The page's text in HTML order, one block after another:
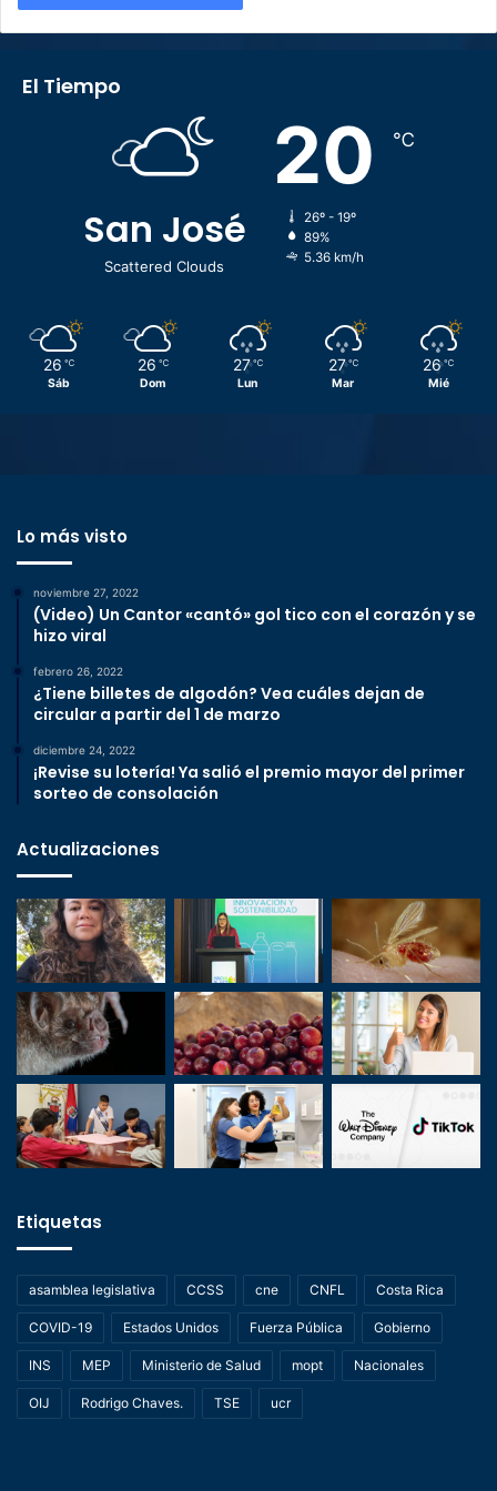
El Tiempo
San José
Scattered Clouds
20 ℃
26º - 19º
89%
5.36 km/h
26 ℃
Sáb
26 ℃
Dom
27 ℃
Lun
27 ℃
Mar
26 ℃
Mié
Lo más visto
noviembre 27, 2022
(Video) Un Cantor «cantó» gol tico con el corazón y se
hizo viral
febrero 26, 2022
¿Tiene billetes de algodón? Vea cuáles dejan de
circular a partir del 1 de marzo
diciembre 24, 2022
¡Revise su lotería! Ya salió el premio mayor del primer
sorteo de consolación
Actualizaciones
Etiquetas
asamblea legislativa CCSS cne CNFL Costa Rica
COVID-19 Estados Unidos Fuerza Pública Gobierno
INS MEP Ministerio de Salud mopt Nacionales
OIJ Rodrigo Chaves. TSE ucr